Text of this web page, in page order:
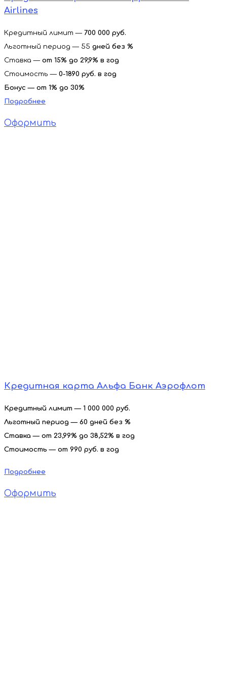
Airlines
Кредитный лимит — 700 000 руб.
Льготный период — 55 дней без %
Ставка — от 15% до 29,9% в год
Стоимость — 0-1890 руб. в год
Бонус — от 1% до 30%
Подробнее
Оформить
Кредитная карта Альфа Банк Аэрофлот
Кредитный лимит — 1 000 000 руб.
Льготный период — 60 дней без %
Ставка — от 23,99% до 38,52% в год
Стоимость — от 990 руб. в год
Подробнее
Оформить